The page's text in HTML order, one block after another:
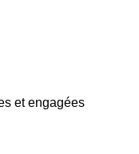
et engagées